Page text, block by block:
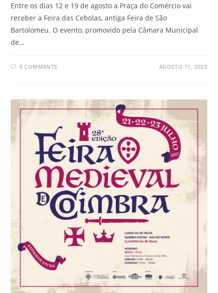
Entre os dias 12 e 19 de agosto a Praça do Comércio vai
receber a Feira das Cebolas, antiga Feira de São
Bartolomeu. O evento, promovido pela Câmara Municipal
de…
0 COMMENTS AGOSTO 11, 2023